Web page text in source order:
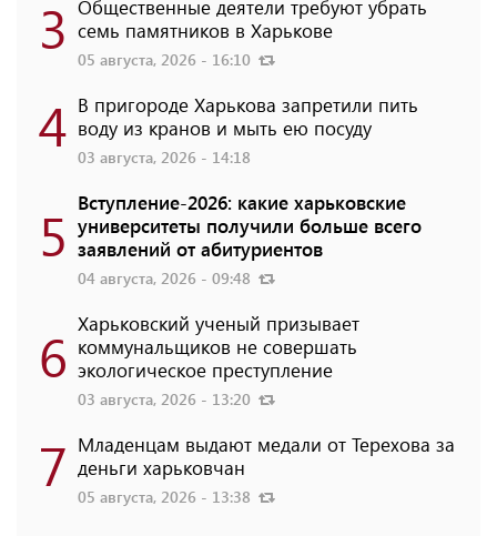
3 Общественные деятели требуют убрать
семь памятников в Харькове
05 августа, 2026 - 16:10
4 В пригороде Харькова запретили пить
воду из кранов и мыть ею посуду
03 августа, 2026 - 14:18
5 Вступление-2026: какие харьковские
университеты получили больше всего
заявлений от абитуриентов
04 августа, 2026 - 09:48
6 Харьковский ученый призывает
коммунальщиков не совершать
экологическое преступление
03 августа, 2026 - 13:20
7 Младенцам выдают медали от Терехова за
деньги харьковчан
05 августа, 2026 - 13:38